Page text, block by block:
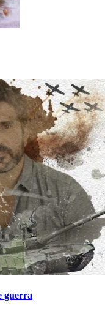
guerra